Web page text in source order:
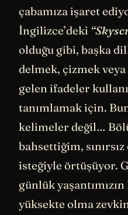
çabamıza işaret
İngilizce’deki
olduğu gibi, başka
delmek, çizmek veya
gelen ifadeler
tanımlamak için.
kelimeler değil…
bahsettiğim,
isteğiyle örtüşüyor.
günlük
yüksekte olma